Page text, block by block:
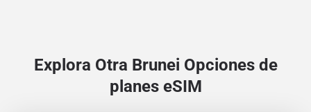
Explora Otra Brunei Opciones de
planes eSIM